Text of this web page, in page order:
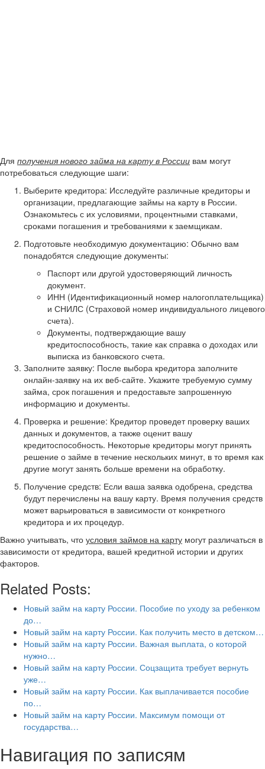
Для получения нового займа на карту в России вам могут
потребоваться следующие шаги:
Выберите кредитора: Исследуйте различные кредиторы и
организации, предлагающие займы на карту в России.
Ознакомьтесь с их условиями, процентными ставками,
сроками погашения и требованиями к заемщикам.
Подготовьте необходимую документацию: Обычно вам
понадобятся следующие документы:
Паспорт или другой удостоверяющий личность
документ.
ИНН (Идентификационный номер налогоплательщика)
и СНИЛС (Страховой номер индивидуального лицевого
счета).
Документы, подтверждающие вашу
кредитоспособность, такие как справка о доходах или
выписка из банковского счета.
Заполните заявку: После выбора кредитора заполните
онлайн-заявку на их веб-сайте. Укажите требуемую сумму
займа, срок погашения и предоставьте запрошенную
информацию и документы.
Проверка и решение: Кредитор проведет проверку ваших
данных и документов, а также оценит вашу
кредитоспособность. Некоторые кредиторы могут принять
решение о займе в течение нескольких минут, в то время как
другие могут занять больше времени на обработку.
Получение средств: Если ваша заявка одобрена, средства
будут перечислены на вашу карту. Время получения средств
может варьироваться в зависимости от конкретного
кредитора и их процедур.
Важно учитывать, что условия займов на карту могут различаться в
зависимости от кредитора, вашей кредитной истории и других
факторов.
Related Posts:
Новый займ на карту России. Пособие по уходу за ребенком
до…
Новый займ на карту России. Как получить место в детском…
Новый займ на карту России. Важная выплата, о которой
нужно…
Новый займ на карту России. Соцзащита требует вернуть
уже…
Новый займ на карту России. Как выплачивается пособие
по…
Новый займ на карту России. Максимум помощи от
государства…
Навигация по записям